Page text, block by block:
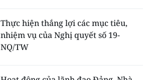
Thực hiện thắng lợi các mục tiêu,
nhiệm vụ của Nghị quyết số 19-
NQ/TW